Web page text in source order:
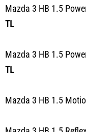
Mazda 3 HB 1.5
TL
Mazda 3 HB 1.5
TL
Mazda 3 HB 1.5